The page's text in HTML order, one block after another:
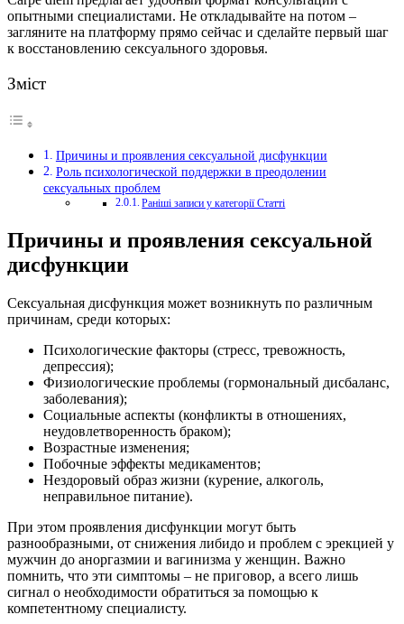
опытными специалистами. Не откладывайте на потом –
загляните на платформу прямо сейчас и сделайте первый шаг
к восстановлению сексуального здоровья.
Зміст
Причины и проявления сексуальной дисфункции
Роль психологической поддержки в преодолении
сексуальных проблем
Раніші записи у категорії Статті
Причины и проявления сексуальной
дисфункции
Сексуальная дисфункция может возникнуть по различным
причинам, среди которых:
Психологические факторы (стресс, тревожность,
депрессия);
Физиологические проблемы (гормональный дисбаланс,
заболевания);
Социальные аспекты (конфликты в отношениях,
неудовлетворенность браком);
Возрастные изменения;
Побочные эффекты медикаментов;
Нездоровый образ жизни (курение, алкоголь,
неправильное питание).
При этом проявления дисфункции могут быть
разнообразными, от снижения либидо и проблем с эрекцией у
мужчин до аноргазмии и вагинизма у женщин. Важно
помнить, что эти симптомы – не приговор, а всего лишь
сигнал о необходимости обратиться за помощью к
компетентному специалисту.